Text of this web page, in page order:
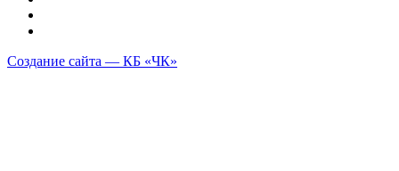
Создание сайта — КБ «ЧК»